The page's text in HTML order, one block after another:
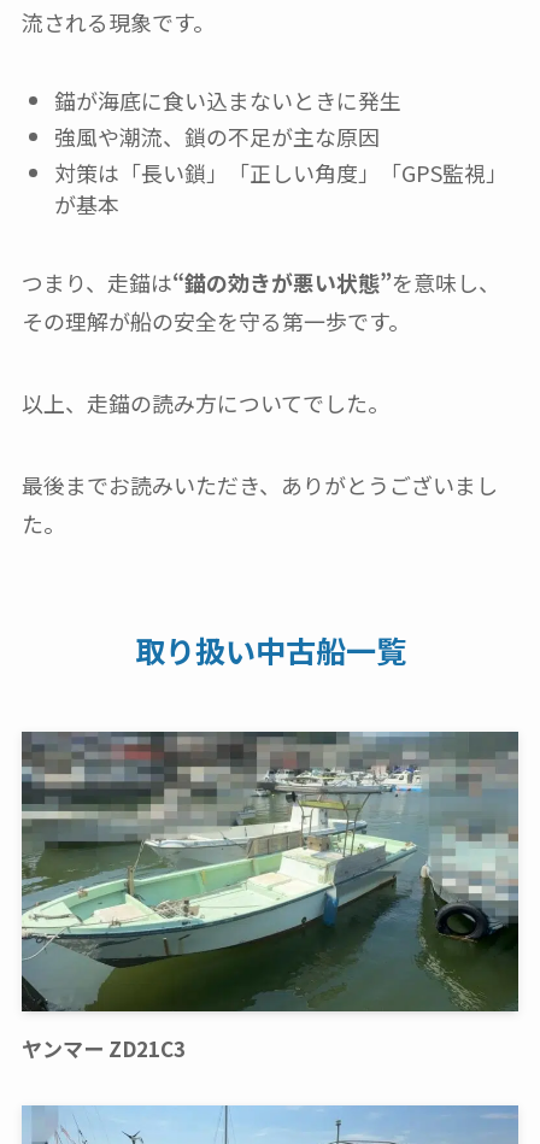
流される現象です。
錨が海底に食い込まないときに発生
強風や潮流、鎖の不足が主な原因
対策は「長い鎖」「正しい角度」「GPS監視」
が基本
つまり、走錨は“錨の効きが悪い状態”を意味し、
その理解が船の安全を守る第一歩です。
以上、走錨の読み方についてでした。
最後までお読みいただき、ありがとうございまし
た。
取り扱い中古船一覧
ヤンマー ZD21C3